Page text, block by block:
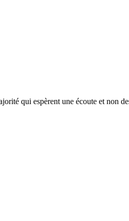
qui espèrent une écoute et non